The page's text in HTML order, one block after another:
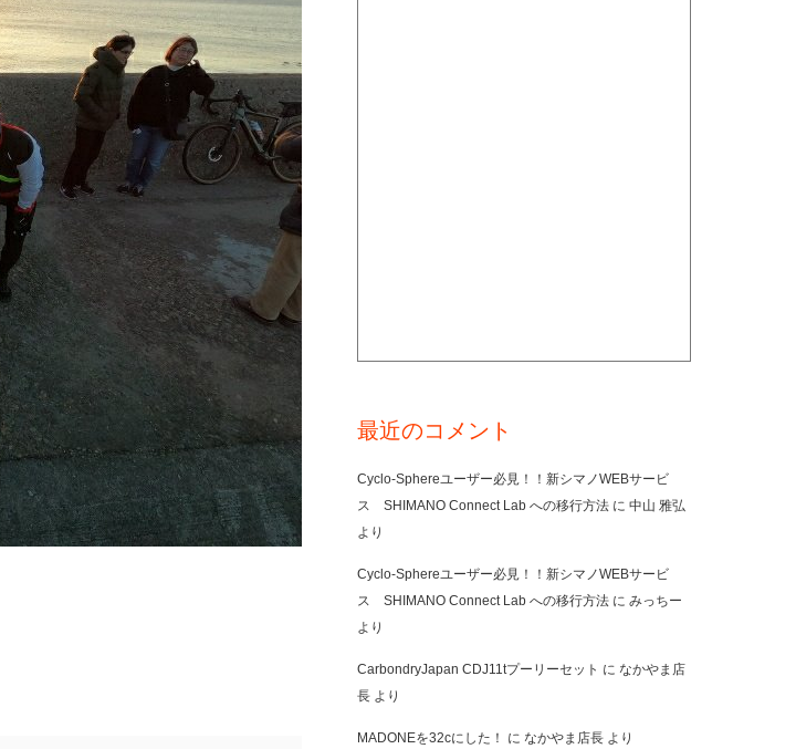
最近のコメント
Cyclo-Sphereユーザー必見！！新シマノWEBサービ
ス SHIMANO Connect Lab への移行方法 に 中山 雅弘
より
Cyclo-Sphereユーザー必見！！新シマノWEBサービ
ス SHIMANO Connect Lab への移行方法 に みっちー
より
CarbondryJapan CDJ11tプーリーセット に なかやま店
長 より
MADONEを32cにした！ に なかやま店長 より